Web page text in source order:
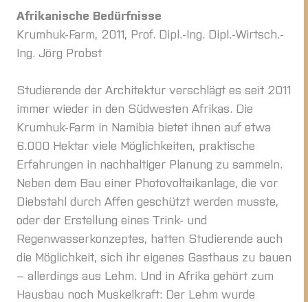
Afrikanische Bedürfnisse
Krumhuk-Farm, 2011, Prof. Dipl.-Ing. Dipl.-Wirtsch.-
Ing. Jörg Probst
Studierende der Architektur verschlägt es seit 2011
immer wieder in den Südwesten Afrikas. Die
Krumhuk-Farm in Namibia bietet ihnen auf etwa
6.000 Hektar viele Möglichkeiten, praktische
Erfahrungen in nachhaltiger Planung zu sammeln.
Neben dem Bau einer Photovoltaikanlage, die vor
Diebstahl durch Affen geschützt werden musste,
oder der Erstellung eines Trink- und
Regenwasserkonzeptes, hatten Studierende auch
die Möglichkeit, sich ihr eigenes Gasthaus zu bauen
– allerdings aus Lehm. Und in Afrika gehört zum
Hausbau noch Muskelkraft: Der Lehm wurde